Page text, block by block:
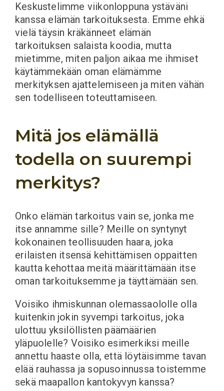
Keskustelimme viikonloppuna ystäväni
kanssa elämän tarkoituksesta. Emme ehkä
vielä täysin kräkänneet elämän
tarkoituksen salaista koodia, mutta
mietimme, miten paljon aikaa me ihmiset
käytämmekään oman elämämme
merkityksen ajattelemiseen ja miten vähän
sen todelliseen toteuttamiseen.
Mitä jos elämällä
todella on suurempi
merkitys?
Onko elämän tarkoitus vain se, jonka me
itse annamme sille? Meille on syntynyt
kokonainen teollisuuden haara, joka
erilaisten itsensä kehittämisen oppaitten
kautta kehottaa meitä määrittämään itse
oman tarkoituksemme ja täyttämään sen.
Voisiko ihmiskunnan olemassaololle olla
kuitenkin jokin syvempi tarkoitus, joka
ulottuu yksilöllisten päämäärien
yläpuolelle? Voisiko esimerkiksi meille
annettu haaste olla, että löytäisimme tavan
elää rauhassa ja sopusoinnussa toistemme
sekä maapallon kantokyvyn kanssa?